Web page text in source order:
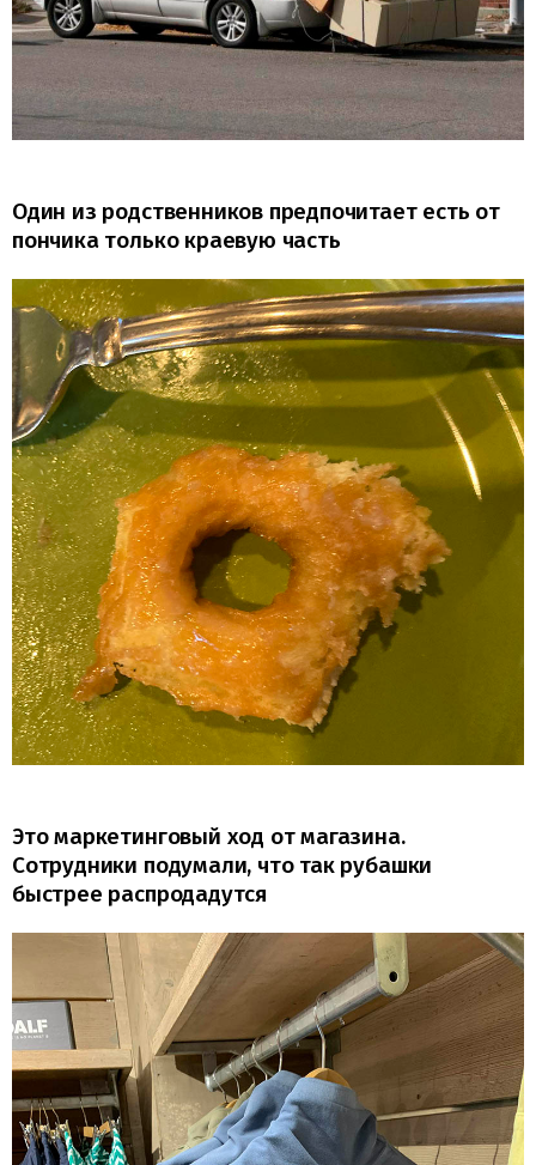
Один из родственников предпочитает есть от
пончика только краевую часть
Это маркетинговый ход от магазина.
Сотрудники подумали, что так рубашки
быстрее распродадутся